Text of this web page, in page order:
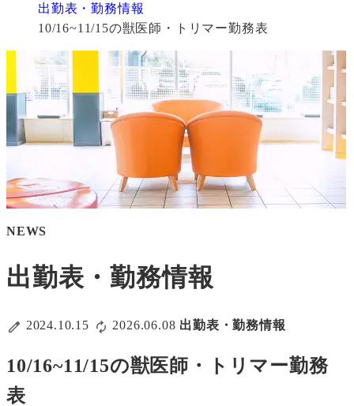
出勤表・勤務情報
10/16~11/15の獣医師・トリマー勤務表
NEWS
出勤表・勤務情報
2024.10.15 2026.06.08 出勤表・勤務情報
10/16~11/15の獣医師・トリマー勤務
表